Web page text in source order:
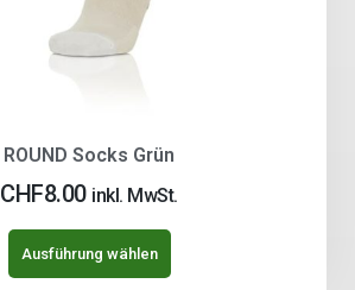
ROUND Socks Grün
CHF8.00 inkl. MwSt.
Ausführung wählen